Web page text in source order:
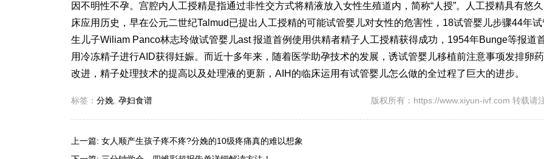
因不明性不孕。宫腔内人工授精是指通过非性交方式将精液放入女性生殖道内，简称“人授”。人工授精具有悠
床应用历史，早在公元二世纪Talmud已提出人工授精的可能试管婴儿对女性的危害性，18试管婴儿步骤44年试
生儿子Wiliam Panco林志玲做试管婴儿ast 报道首例使用供精者精子人工授精获得成功，1954年Bunge等报道
用冷冻精子进行AID获得妊娠。而近十多年来，随着医学助孕技术的发展，诱试管婴儿移植前注意事项发排卵
改进，精子处理技术的提高以及处理液的更新，AIH的临床运用有试管婴儿怎么做的全过程了巨大的进步。
标签： 分娩 孕妇食谱 版权所有：https://www.xiyun-ivf.com 转载请
上一篇: 女人顺产生孩子疼不疼?分娩的10级疼痛真的难以想象